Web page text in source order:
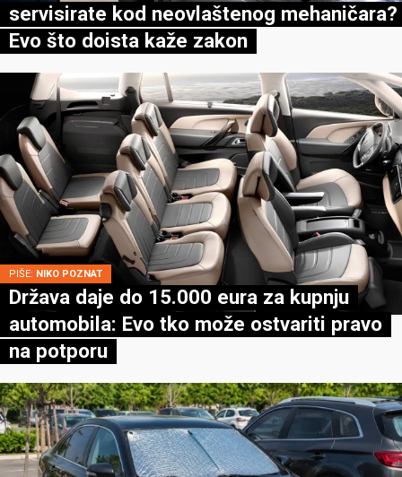
servisirate kod neovlaštenog mehaničara?
Evo što doista kaže zakon
PIŠE: NIKO POZNAT
Država daje do 15.000 eura za kupnju
automobila: Evo tko može ostvariti pravo
na potporu